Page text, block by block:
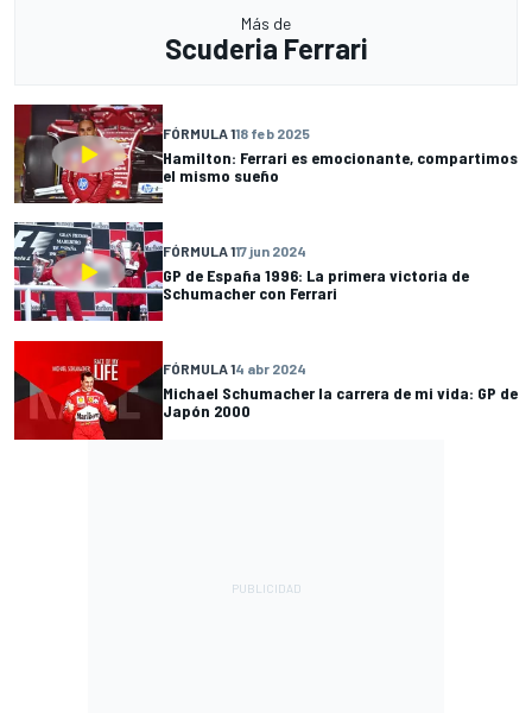
Más de
Scuderia Ferrari
FÓRMULA 118 feb 2025
Hamilton: Ferrari es emocionante, compartimos
el mismo sueño
FÓRMULA 117 jun 2024
GP de España 1996: La primera victoria de
Schumacher con Ferrari
FÓRMULA 14 abr 2024
Michael Schumacher la carrera de mi vida: GP de
Japón 2000